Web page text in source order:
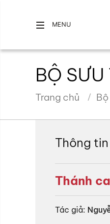
MENU
BỘ SƯU
Trang chủ
Thông
Thánh
Tác giả: